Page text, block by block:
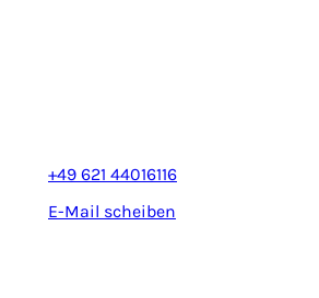
+49 621 44016116
E-Mail scheiben